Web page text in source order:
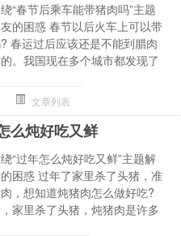
“春节后乘车能带猪肉吗”主题
的困惑 春节以后火车上可以带
春运过后应该还是不能到腊肉
。我国现在多个城市都发现了
文章列表
么炖好吃又鲜
“过年怎么炖好吃又鲜”主题解
困惑 过年了家里杀了头猪，准
，想知道炖猪肉怎么做好吃?
家里杀了头猪，炖猪肉是许多